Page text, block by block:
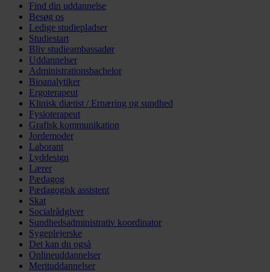
Find din uddannelse
Besøg os
Ledige studiepladser
Studiestart
Bliv studieambassadør
Uddannelser
Administrationsbachelor
Bioanalytiker
Ergoterapeut
Klinisk diætist / Ernæring og sundhed
Fysioterapeut
Grafisk kommunikation
Jordemoder
Laborant
Lyddesign
Lærer
Pædagog
Pædagogisk assistent
Skat
Socialrådgiver
Sundhedsadministrativ koordinator
Sygeplejerske
Det kan du også
Onlineuddannelser
Merituddannelser